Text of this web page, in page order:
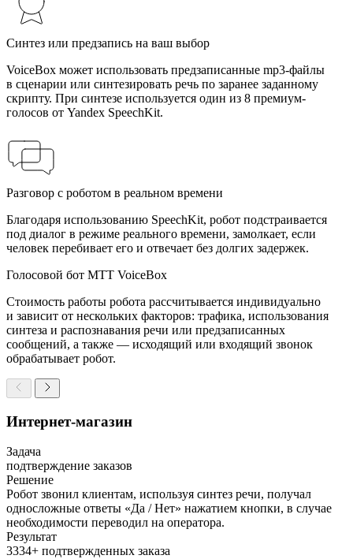
Синтез или предзапись на ваш выбор
VoiceBox может использовать предзаписанные mp3-файлы
в сценарии или синтезировать речь по заранее заданному
скрипту. При синтезе используется один из 8 премиум-
голосов от Yandex SpeechKit.
Разговор с роботом в реальном времени
Благодаря использованию SpeechKit, робот подстраивается
под диалог в режиме реального времени, замолкает, если
человек перебивает его и отвечает без долгих задержек.
Голосовой бот МТТ VoiceBox
Стоимость работы робота рассчитывается индивидуально
и зависит от нескольких факторов: трафика, использования
синтеза и распознавания речи или предзаписанных
сообщений, а также — исходящий или входящий звонок
обрабатывает робот.
Интернет-магазин
Задача
подтверждение заказов
Решение
Робот звонил клиентам, используя синтез речи, получал
односложные ответы «Да / Нет» нажатием кнопки, в случае
необходимости переводил на оператора.
Результат
3334+ подтвержденных заказа